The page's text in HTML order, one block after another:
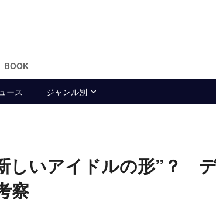
BOOK
ース ジャンル別
しいアイドルの形”？
察